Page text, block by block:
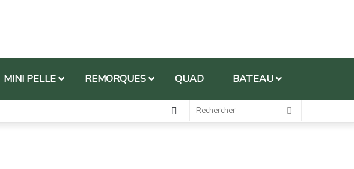
MINI PELLE REMORQUES QUAD BATEAU